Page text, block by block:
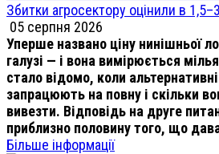
Збитки агросектору оцінили в
05 серпня 2026
Уперше названо ціну нинішньої
галузі — і вона вимірюється
стало відомо, коли
запрацюють на повну і скільки
вивезти. Відповідь на друге
приблизно половину того, що
Більше інформації